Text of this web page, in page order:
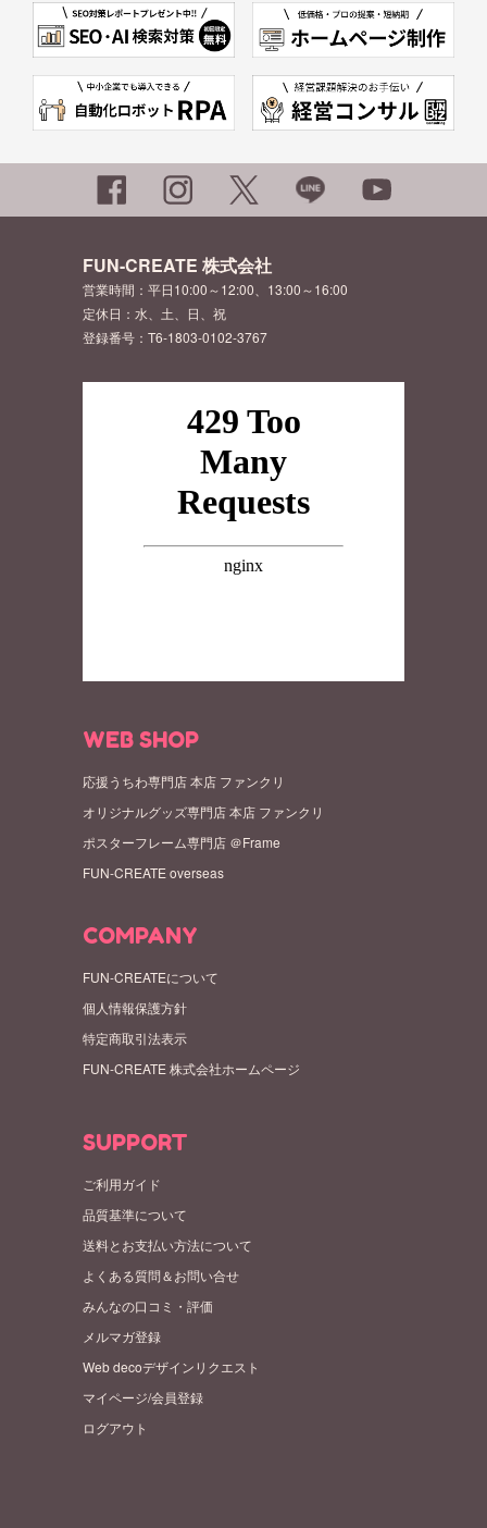
FUN-CREATE 株式会社
営業時間：平日10:00～12:00、13:00～16:00
定休日：水、土、日、祝
登録番号：T6-1803-0102-3767
WEB SHOP
応援うちわ専門店 本店 ファンクリ
オリジナルグッズ専門店 本店 ファンクリ
ポスターフレーム専門店 ＠Frame
FUN-CREATE overseas
COMPANY
FUN-CREATEについて
個人情報保護方針
特定商取引法表示
FUN-CREATE 株式会社ホームページ
SUPPORT
ご利用ガイド
品質基準について
送料とお支払い方法について
よくある質問＆お問い合せ
みんなの口コミ・評価
メルマガ登録
Web decoデザインリクエスト
マイページ/会員登録
ログアウト